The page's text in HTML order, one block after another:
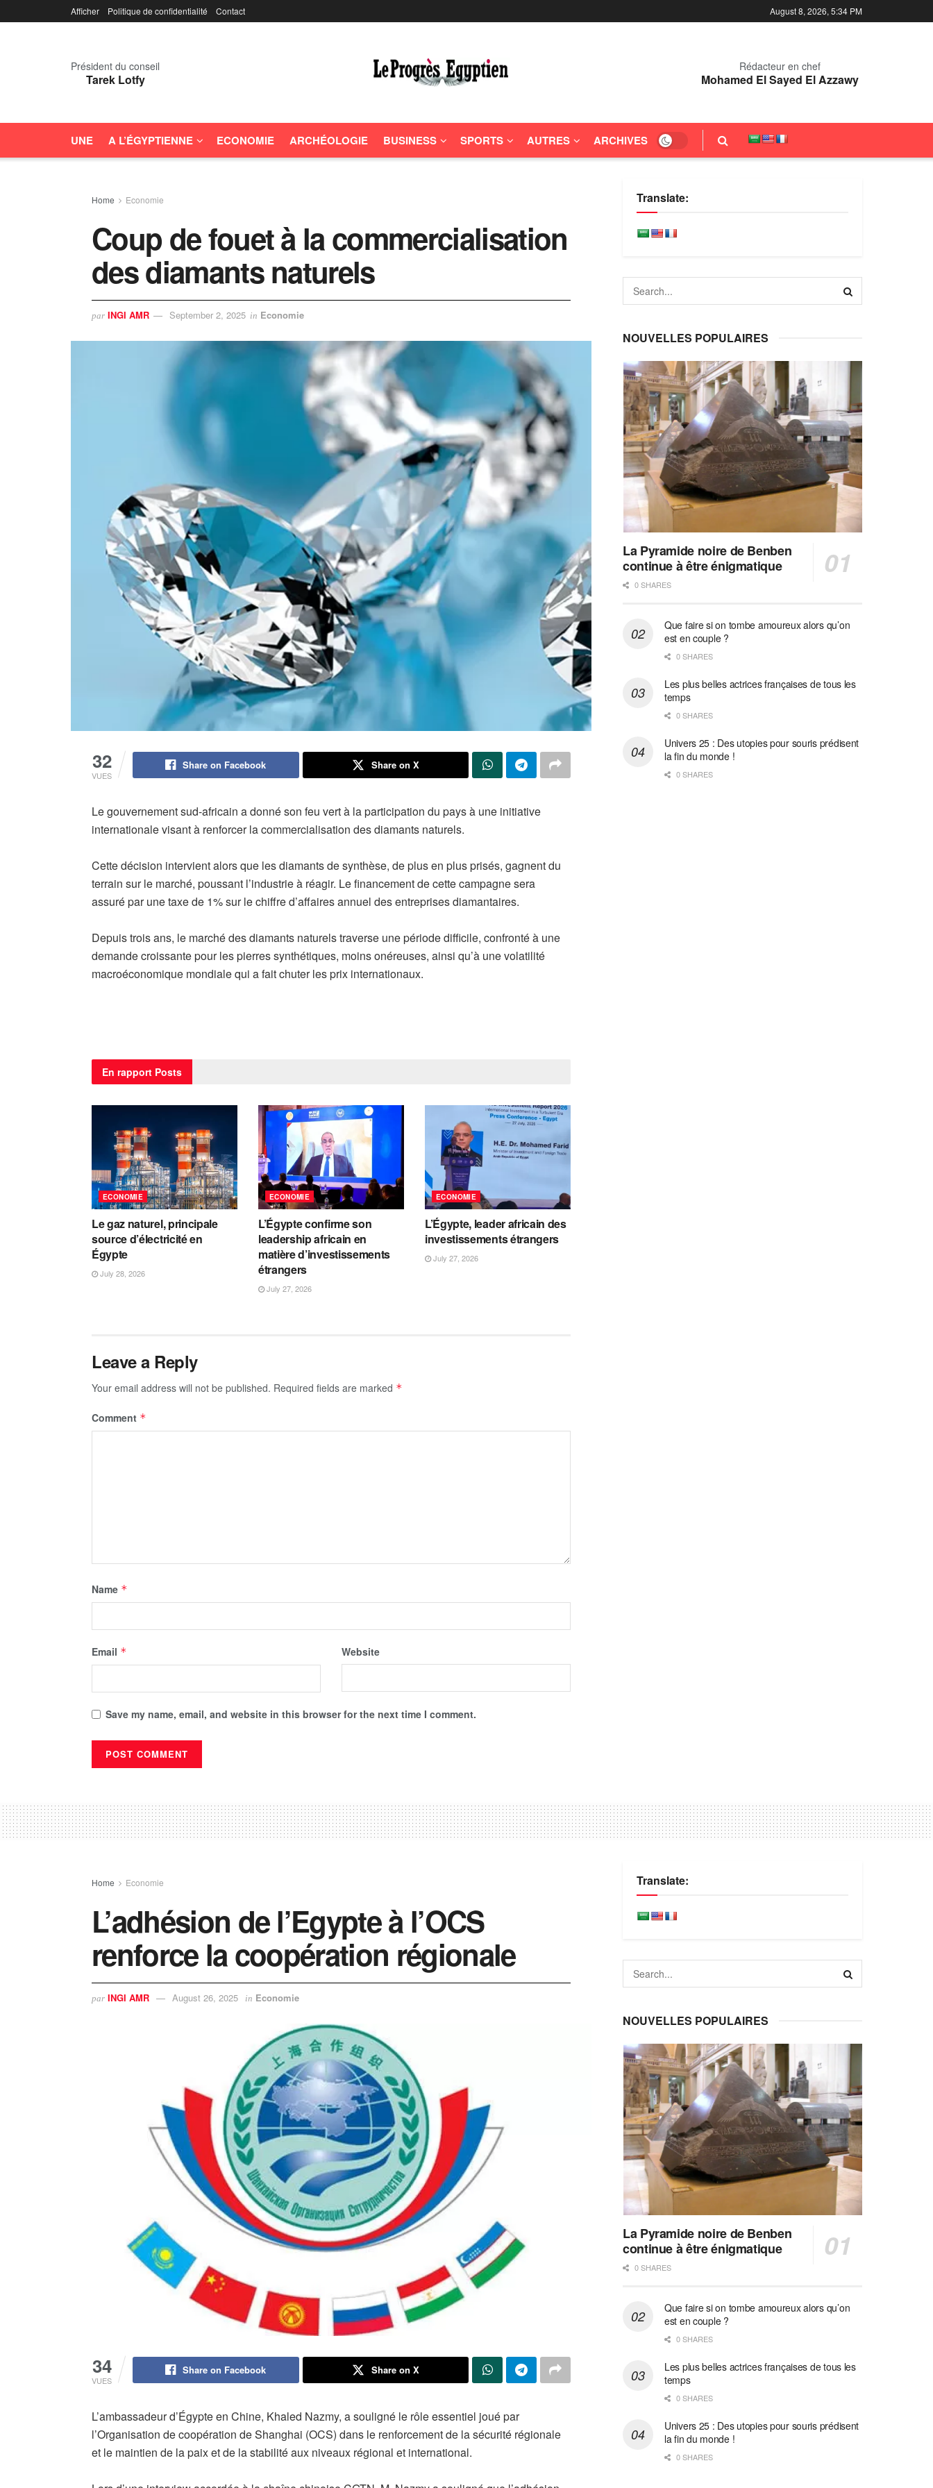
Afficher Politique de confidentialité Contact August 8, 2026, 5:34 PM
Président du conseil
Tarek Lotfy
Rédacteur en chef
Mohamed El Sayed El Azzawy
UNE A L’ÉGYPTIENNE ECONOMIE ARCHÉOLOGIE BUSINESS SPORTS AUTRES ARCHIVES
Home Economie
Coup de fouet à la commercialisation
des diamants naturels
par INGI AMR September 2, 2025 in Economie
32
VUES
Share on Facebook Share on X
Le gouvernement sud-africain a donné son feu vert à la participation du pays à une initiative
internationale visant à renforcer la commercialisation des diamants naturels.
Cette décision intervient alors que les diamants de synthèse, de plus en plus prisés, gagnent du
terrain sur le marché, poussant l’industrie à réagir. Le financement de cette campagne sera
assuré par une taxe de 1% sur le chiffre d’affaires annuel des entreprises diamantaires.
Depuis trois ans, le marché des diamants naturels traverse une période difficile, confronté à une
demande croissante pour les pierres synthétiques, moins onéreuses, ainsi qu’à une volatilité
macroéconomique mondiale qui a fait chuter les prix internationaux.
En rapport Posts
ECONOMIE
Le gaz naturel, principale
source d’électricité en
Égypte
July 28, 2026
ECONOMIE
L’Égypte confirme son
leadership africain en
matière d’investissements
étrangers
July 27, 2026
ECONOMIE
L’Égypte, leader africain des
investissements étrangers
July 27, 2026
Leave a Reply
Your email address will not be published. Required fields are marked *
Comment *
Name *
Email * Website
Save my name, email, and website in this browser for the next time I comment.
Translate:
NOUVELLES POPULAIRES
La Pyramide noire de Benben
continue à être énigmatique
0 SHARES
Que faire si on tombe amoureux alors qu’on
est en couple ?
0 SHARES
Les plus belles actrices françaises de tous les
temps
0 SHARES
Univers 25 : Des utopies pour souris prédisent
la fin du monde !
0 SHARES
Home Economie
L’adhésion de l’Egypte à l’OCS
renforce la coopération régionale
par INGI AMR August 26, 2025 in Economie
34
VUES
Share on Facebook Share on X
L’ambassadeur d’Égypte en Chine, Khaled Nazmy, a souligné le rôle essentiel joué par
l’Organisation de coopération de Shanghai (OCS) dans le renforcement de la sécurité régionale
et le maintien de la paix et de la stabilité aux niveaux régional et international.
Translate:
NOUVELLES POPULAIRES
La Pyramide noire de Benben
continue à être énigmatique
0 SHARES
Que faire si on tombe amoureux alors qu’on
est en couple ?
0 SHARES
Les plus belles actrices françaises de tous les
temps
0 SHARES
Univers 25 : Des utopies pour souris prédisent
la fin du monde !
0 SHARES